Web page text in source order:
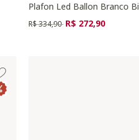
Plafon Led Ballon Branco
Preço reduzido de
R$ 334,90 para
R$ 272,90